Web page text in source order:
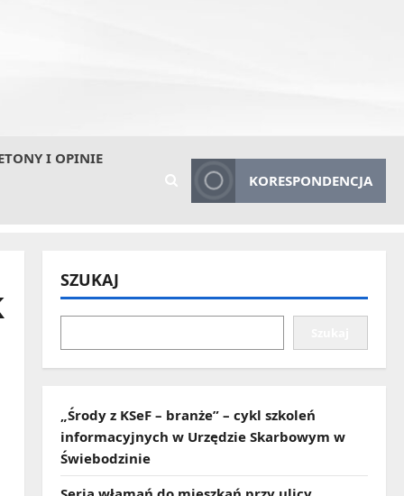
I OPINIE
KORESPONDENCJA
SZUKAJ
„Środy z KSeF – branże” – cykl szkoleń
informacyjnych w Urzędzie Skarbowym w
Świebodzinie